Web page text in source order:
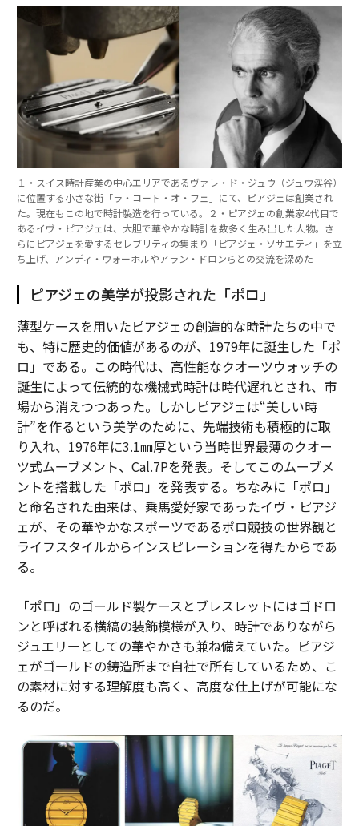
HRアウトソーシングの選択肢：PEOとCPEOの比較と選び方
サイバーセキュリティ 透明性 意思決定
裁判
コンプライアンス
IP/知的財産
ビッグデータ
思考
advertisement
１・スイス時計産業の中心エリアであるヴァレ・ド・ジュウ（ジュウ渓谷）
に位置する小さな街「ラ・コート・オ・フェ」にて、ピアジェは創業され
た。現在もこの地で時計製造を行っている。２・ピアジェの創業家4代目で
あるイヴ・ピアジェは、大胆で華やかな時計を数多く生み出した人物。さ
らにピアジェを愛するセレブリティの集まり「ピアジェ・ソサエティ」を立
ち上げ、アンディ・ウォーホルやアラン・ドロンらとの交流を深めた
ピアジェの美学が投影された「ポロ」
薄型ケースを用いたピアジェの創造的な時計たちの中で
も、特に歴史的価値があるのが、1979年に誕生した「ポ
ロ」である。この時代は、高性能なクオーツウォッチの
誕生によって伝統的な機械式時計は時代遅れとされ、市
場から消えつつあった。しかしピアジェは“美しい時
計”を作るという美学のために、先端技術も積極的に取
り入れ、1976年に3.1㎜厚という当時世界最薄のクオー
ツ式ムーブメント、Cal.7Pを発表。そしてこのムーブメ
ントを搭載した「ポロ」を発表する。ちなみに「ポロ」
と命名された由来は、乗馬愛好家であったイヴ・ピアジ
ェが、その華やかなスポーツであるポロ競技の世界観と
ライフスタイルからインスピレーションを得たからであ
る。
「ポロ」のゴールド製ケースとブレスレットにはゴドロ
ンと呼ばれる横縞の装飾模様が入り、時計でありながら
ジュエリーとしての華やかさも兼ね備えていた。ピアジ
ェがゴールドの鋳造所まで自社で所有しているため、こ
の素材に対する理解度も高く、高度な仕上げが可能にな
るのだ。